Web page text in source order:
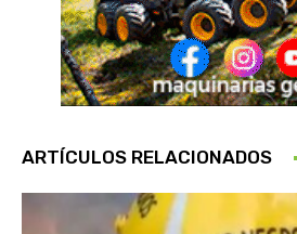
ARTÍCULOS RELACIONADOS